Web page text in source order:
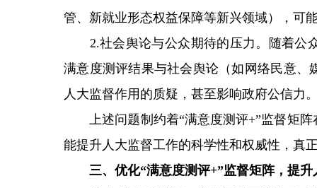
管、新就业形态权益保障等新兴领域），可
2.社会舆论与公众期待的压力。随着公
满意度测评结果与社会舆论（如网络民意
人大监督作用的质疑，甚至影响政府公信力
上述问题制约着“满意度测评+”监督矩阵
能提升人大监督工作的科学性和权威性，真
三、优化“满意度测评+”监督矩阵，提升